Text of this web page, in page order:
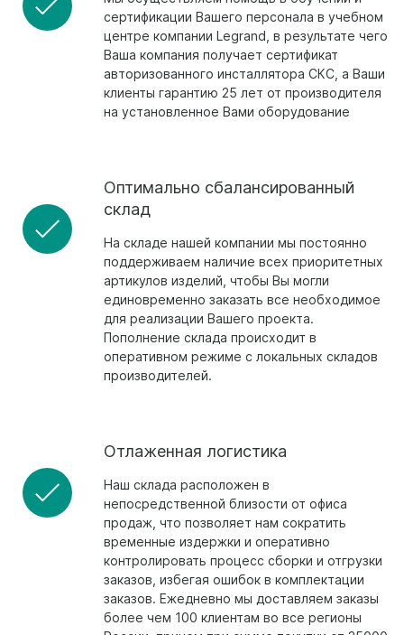
сертификации Вашего персонала в учебном
центре компании Legrand, в результате чего
Ваша компания получает сертификат
авторизованного инсталлятора СКС, а Ваши
клиенты гарантию 25 лет от производителя
на установленное Вами оборудование
Оптимально сбалансированный
склад
На складе нашей компании мы постоянно
поддерживаем наличие всех приоритетных
артикулов изделий, чтобы Вы могли
единовременно заказать все необходимое
для реализации Вашего проекта.
Пополнение склада происходит в
оперативном режиме с локальных складов
производителей.
Отлаженная логистика
Наш склада расположен в
непосредственной близости от офиса
продаж, что позволяет нам сократить
временные издержки и оперативно
контролировать процесс сборки и отгрузки
заказов, избегая ошибок в комплектации
заказов. Ежедневно мы доставляем заказы
более чем 100 клиентам во все регионы